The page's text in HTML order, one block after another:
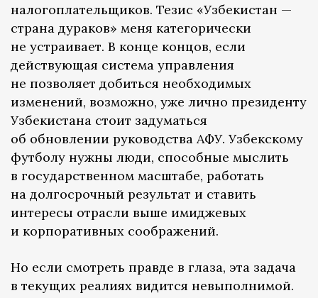
налогоплательщиков. Тезис «Узбекистан —
страна дураков» меня категорически
не устраивает. В конце концов, если
действующая система управления
не позволяет добиться необходимых
изменений, возможно, уже лично президенту
Узбекистана стоит задуматься
об обновлении руководства АФУ. Узбекскому
футболу нужны люди, способные мыслить
в государственном масштабе, работать
на долгосрочный результат и ставить
интересы отрасли выше имиджевых
и корпоративных соображений.
Но если смотреть правде в глаза, эта задача
в текущих реалиях видится невыполнимой.